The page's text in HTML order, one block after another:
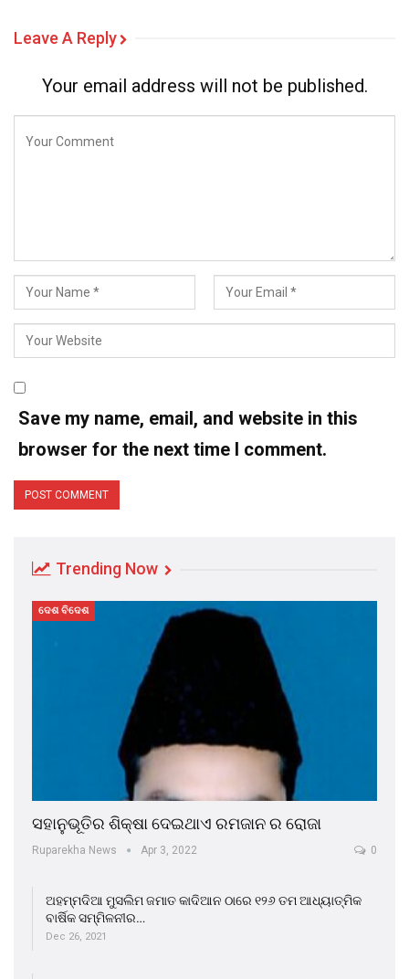
Leave A Reply
Your email address will not be published.
Save my name, email, and website in this
browser for the next time I comment.
Trending Now
ଦେଶ ବିଦେଶ
ସହାନୁଭୂତିର ଶିକ୍ଷା ଦେଇଥାଏ ରମଜାନ ର ରୋଜା
Ruparekha News Apr 3, 2022 0
ଅହମ୍ମଦିଆ ମୁସଲିମ ଜମାତ କାଦିଆନ ଠାରେ ୧୨୬ ତମ ଆଧ୍ୟାତ୍ମିକ
ବାର୍ଷିକ ସମ୍ମିଳନୀର…
Dec 26, 2021